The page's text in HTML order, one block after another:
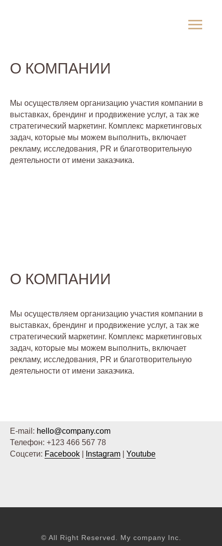
О КОМПАНИИ
Мы осуществляем организацию участия компании в
выставках, брендинг и продвижение услуг, а так же
стратегический маркетинг. Комплекс маркетинговых
задач, которые мы можем выполнить, включает
рекламу, исследования, PR и благотворительную
деятельности от имени заказчика.
О КОМПАНИИ
Мы осуществляем организацию участия компании в
выставках, брендинг и продвижение услуг, а так же
стратегический маркетинг. Комплекс маркетинговых
задач, которые мы можем выполнить, включает
рекламу, исследования, PR и благотворительную
деятельности от имени заказчика.
E-mail: hello@company.com
Телефон: +123 466 567 78
Соцсети: Facebook Instagram Youtube
© All Right Reserved. My company Inc.